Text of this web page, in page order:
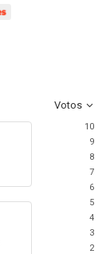
Votos
10
9
8
7
6
5
4
3
2